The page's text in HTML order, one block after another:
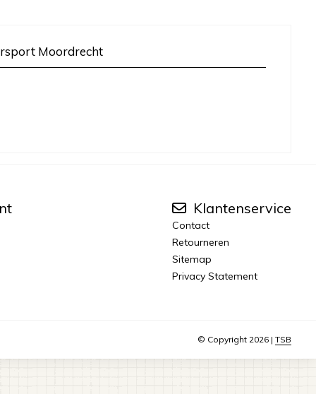
Moordrecht
Klantenservice
Contact
Retourneren
Sitemap
Privacy Statement
© Copyright 2026 | TSB